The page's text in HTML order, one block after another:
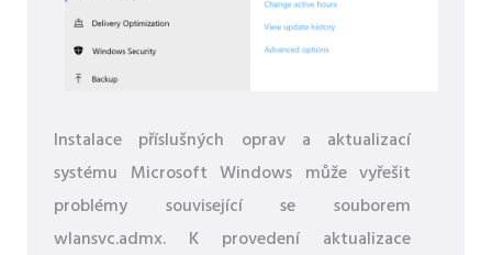
Instalace příslušných oprav a aktualizací
systému Microsoft Windows může vyřešit
problémy související se souborem
wlansvc.admx. K provedení aktualizace